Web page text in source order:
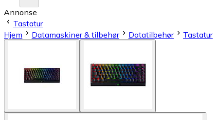
Annonse
Tastatur
Hjem
Datamaskiner & tilbehør Datatilbehør Tastatur